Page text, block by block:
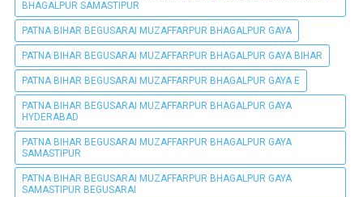
BHAGALPUR SAMASTIPUR
PATNA BIHAR BEGUSARAI MUZAFFARPUR BHAGALPUR GAYA
PATNA BIHAR BEGUSARAI MUZAFFARPUR BHAGALPUR GAYA BIHAR
PATNA BIHAR BEGUSARAI MUZAFFARPUR BHAGALPUR GAYA E
PATNA BIHAR BEGUSARAI MUZAFFARPUR BHAGALPUR GAYA
HYDERABAD
PATNA BIHAR BEGUSARAI MUZAFFARPUR BHAGALPUR GAYA
SAMASTIPUR
PATNA BIHAR BEGUSARAI MUZAFFARPUR BHAGALPUR GAYA
SAMASTIPUR BEGUSARAI